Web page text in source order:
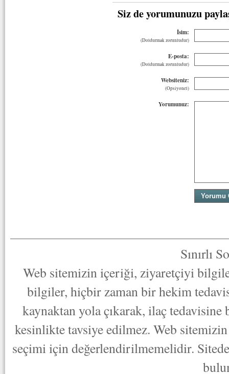
Siz de yorumunuzu
İsim:
(Doldurmak zorunludur)
E-posta:
(Doldurmak zorunludur)
Websiteniz:
(Opsiyonel)
Yorumunuz:
Sınırlı
Web sitemizin içeriği, ziyaretçiyi
bilgiler, hiçbir zaman bir hekim
kaynaktan yola çıkarak, ilaç
kesinlikte tavsiye edilmez. Web
seçimi için değerlendirilmemelidir.